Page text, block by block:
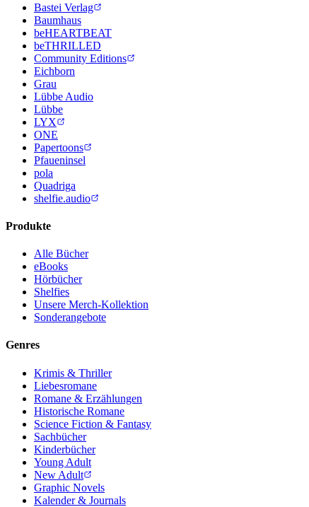
Bastei Verlag
Baumhaus
beHEARTBEAT
beTHRILLED
Community Editions
Eichborn
Grau
Lübbe Audio
Lübbe
LYX
ONE
Papertoons
Pfaueninsel
pola
Quadriga
shelfie.audio
Produkte
Alle Bücher
eBooks
Hörbücher
Shelfies
Unsere Merch-Kollektion
Sonderangebote
Genres
Krimis & Thriller
Liebesromane
Romane & Erzählungen
Historische Romane
Science Fiction & Fantasy
Sachbücher
Kinderbücher
Young Adult
New Adult
Graphic Novels
Kalender & Journals